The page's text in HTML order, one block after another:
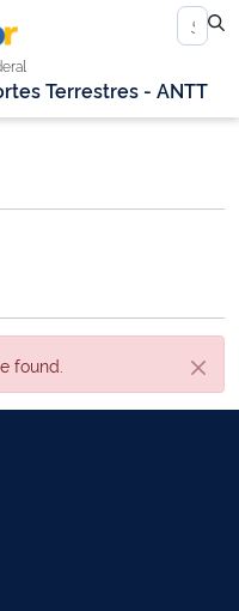
Terrestres - ANTT
Close
found.